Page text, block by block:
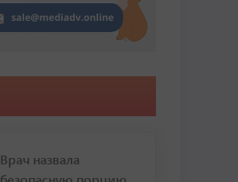
Врач назвала